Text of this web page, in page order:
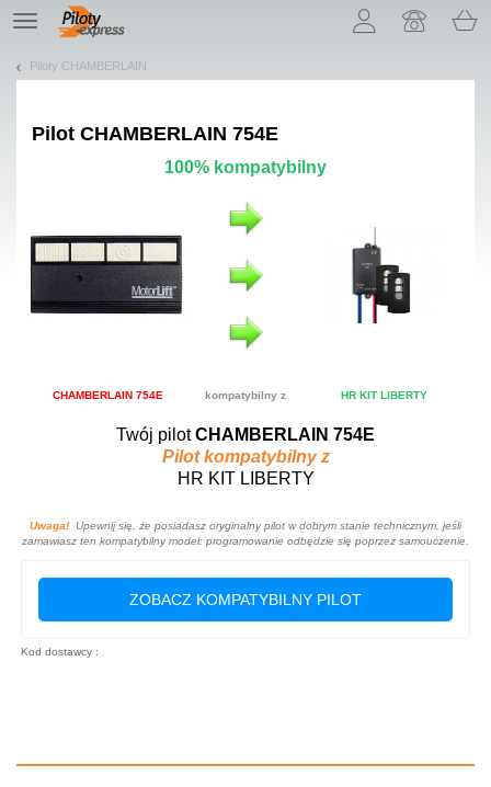
TE
navigation
Piloty CHAMBERLAIN
Pilot CHAMBERLAIN 754E
100% kompatybilny
CHAMBERLAIN 754E kompatybilny z HR KIT LIBERTY
Twój pilotCHAMBERLAIN 754E
Pilot kompatybilny z
HR KIT LIBERTY
Uwaga! Upewnij się, że posiadasz oryginalny pilot w dobrym stanie technicznym, jeśli
zamawiasz ten kompatybilny model: programowanie odbędzie się poprzez samouczenie.
ZOBACZ KOMPATYBILNY PILOT
Kod dostawcy :
Pozwól, że przedstawimy nasze ciasteczka!